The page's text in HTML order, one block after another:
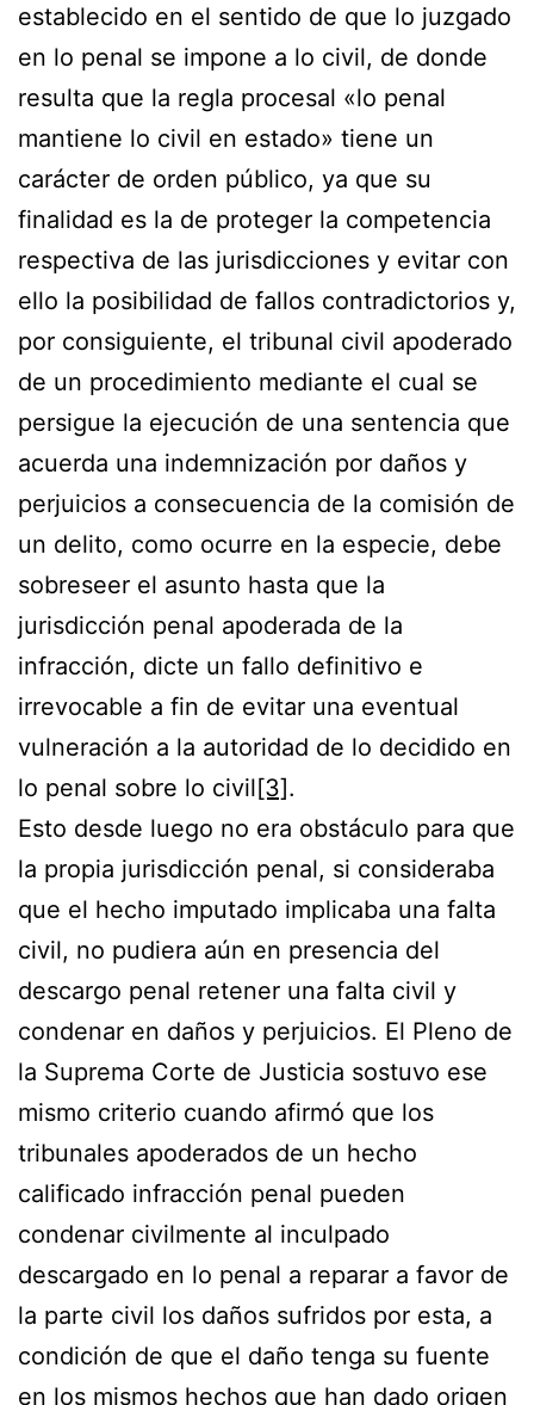
establecido en el sentido de que lo juzgado
en lo penal se impone a lo civil, de donde
resulta que la regla procesal «lo penal
mantiene lo civil en estado» tiene un
carácter de orden público, ya que su
finalidad es la de proteger la competencia
respectiva de las jurisdicciones y evitar con
ello la posibilidad de fallos contradictorios y,
por consiguiente, el tribunal civil apoderado
de un procedimiento mediante el cual se
persigue la ejecución de una sentencia que
acuerda una indemnización por daños y
perjuicios a consecuencia de la comisión de
un delito, como ocurre en la especie, debe
sobreseer el asunto hasta que la
jurisdicción penal apoderada de la
infracción, dicte un fallo definitivo e
irrevocable a fin de evitar una eventual
vulneración a la autoridad de lo decidido en
lo penal sobre lo civil[3].
Esto desde luego no era obstáculo para que
la propia jurisdicción penal, si consideraba
que el hecho imputado implicaba una falta
civil, no pudiera aún en presencia del
descargo penal retener una falta civil y
condenar en daños y perjuicios. El Pleno de
la Suprema Corte de Justicia sostuvo ese
mismo criterio cuando afirmó que los
tribunales apoderados de un hecho
calificado infracción penal pueden
condenar civilmente al inculpado
descargado en lo penal a reparar a favor de
la parte civil los daños sufridos por esta, a
condición de que el daño tenga su fuente
en los mismos hechos que han dado origen